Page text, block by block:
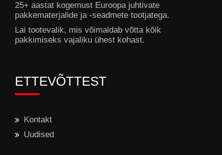
25+ aastat kogemust Euroopa juhtivate
pakkematerjalide ja -seadmete tootjatega.
Lai tootevalik, mis võimaldab võtta kõik
pakkimiseks vajaliku ühest kohast.
ETTEVÕTTEST
Kontakt
Uudised